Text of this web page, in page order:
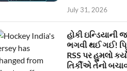
July 31, 2026
હોકી ઇન્ડિયાની
ભગવી થઈ ગઈ!
RSS પર હુમલો
તિર્કીએ તેનો